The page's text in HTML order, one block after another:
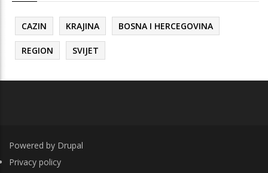
CAZIN KRAJINA BOSNA I HERCEGOVINA
REGION SVIJET
Powered by Drupal
FOOTER
Privacy policy